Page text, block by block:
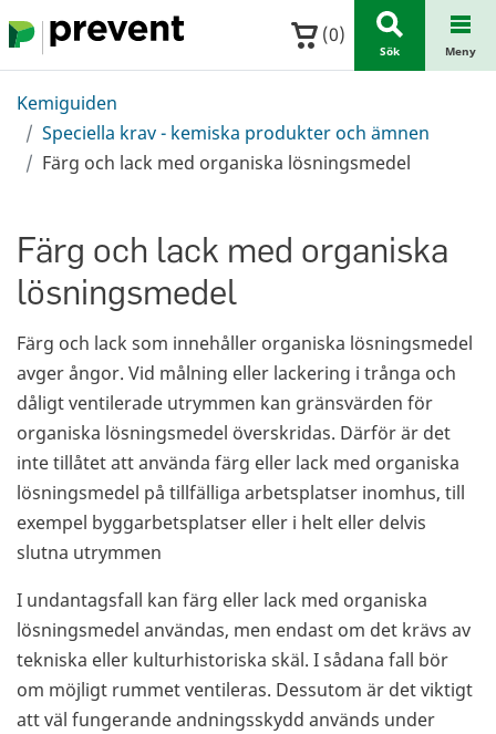
Hoppa till huvudinnehållet (0)
Sök Meny
Kemiguiden
Speciella krav - kemiska produkter och ämnen
Färg och lack med organiska lösningsmedel
Färg och lack med organiska
lösningsmedel
Färg och lack som innehåller organiska lösningsmedel
avger ångor. Vid målning eller lackering i trånga och
dåligt ventilerade utrymmen kan gränsvärden för
organiska lösningsmedel överskridas. Därför är det
inte tillåtet att använda färg eller lack med organiska
lösningsmedel på tillfälliga arbetsplatser inomhus, till
exempel byggarbetsplatser eller i helt eller delvis
slutna utrymmen
I undantagsfall kan färg eller lack med organiska
lösningsmedel användas, men endast om det krävs av
tekniska eller kulturhistoriska skäl. I sådana fall bör
om möjligt rummet ventileras. Dessutom är det viktigt
att väl fungerande andningsskydd används under